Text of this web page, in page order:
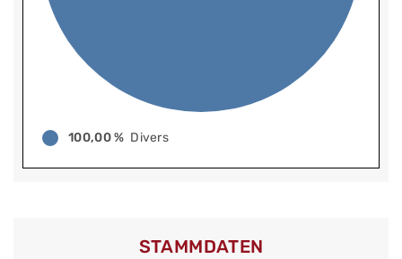
100,00 % Divers
STAMMDATEN